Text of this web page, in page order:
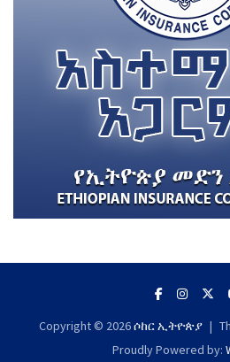
Copyright © 2026ሶከር ኢትዮጵያ
Proudly Powered by: